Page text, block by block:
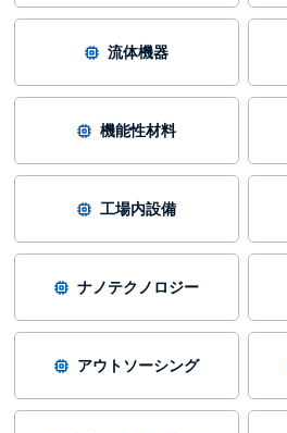
流体機器
機能性材料
工場内設備
ナノテクノロジー
アウトソーシング